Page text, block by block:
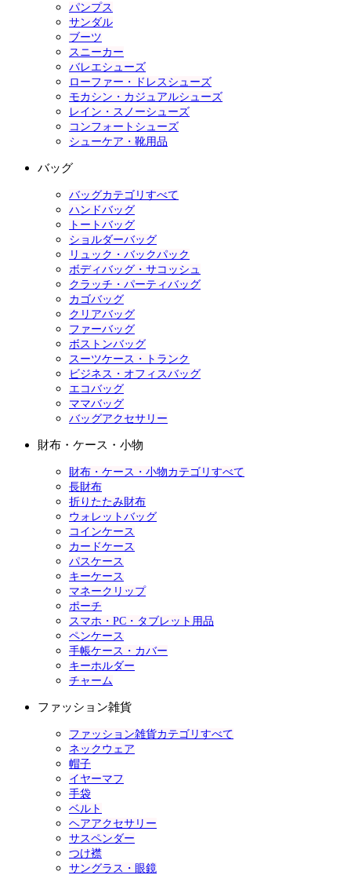
パンプス
サンダル
ブーツ
スニーカー
バレエシューズ
ローファー・ドレスシューズ
モカシン・カジュアルシューズ
レイン・スノーシューズ
コンフォートシューズ
シューケア・靴用品
バッグ
バッグカテゴリすべて
ハンドバッグ
トートバッグ
ショルダーバッグ
リュック・バックパック
ボディバッグ・サコッシュ
クラッチ・パーティバッグ
カゴバッグ
クリアバッグ
ファーバッグ
ボストンバッグ
スーツケース・トランク
ビジネス・オフィスバッグ
エコバッグ
ママバッグ
バッグアクセサリー
財布・ケース・小物
財布・ケース・小物カテゴリすべて
長財布
折りたたみ財布
ウォレットバッグ
コインケース
カードケース
パスケース
キーケース
マネークリップ
ポーチ
スマホ・PC・タブレット用品
ペンケース
手帳ケース・カバー
キーホルダー
チャーム
ファッション雑貨
ファッション雑貨カテゴリすべて
ネックウェア
帽子
イヤーマフ
手袋
ベルト
ヘアアクセサリー
サスペンダー
つけ襟
サングラス・眼鏡